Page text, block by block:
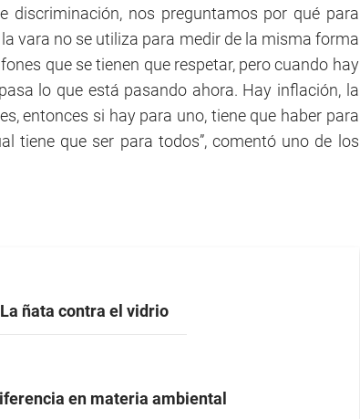
discriminación, nos preguntamos por qué para
vara no se utiliza para medir de la misma forma
que se tienen que respetar, pero cuando hay
lo que está pasando ahora. Hay inflación, la
entonces si hay para uno, tiene que haber para
tiene que ser para todos”, comentó uno de los
La ñata contra el vidrio
en materia ambiental